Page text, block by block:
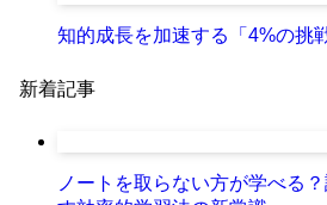
知的成長を加速する「4%の挑
新着記事
ノートを取らない方が学べる